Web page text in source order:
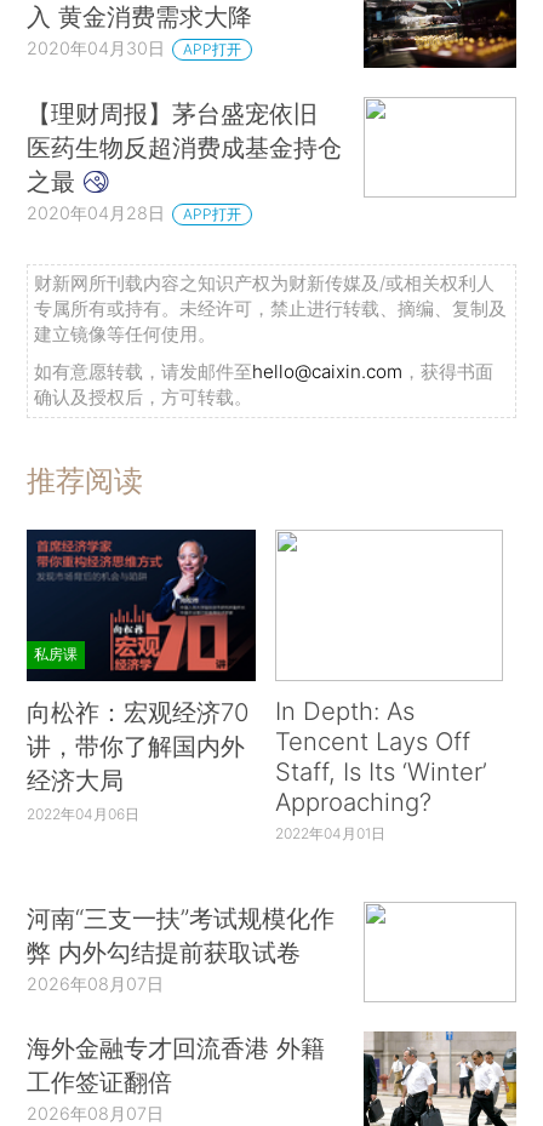
入 黄金消费需求大降
2020年04月30日 APP打开
【理财周报】茅台盛宠依旧
医药生物反超消费成基金持仓
之最
2020年04月28日 APP打开
财新网所刊载内容之知识产权为财新传媒及/或相关权利人
专属所有或持有。未经许可，禁止进行转载、摘编、复制及
建立镜像等任何使用。
如有意愿转载，请发邮件至hello@caixin.com ，获得书面
确认及授权后，方可转载。
推荐阅读
私房课
向松祚：宏观经济70
讲，带你了解国内外
经济大局
2022年04月06日
In Depth: As
Tencent Lays Off
Staff, Is Its ‘Winter’
Approaching?
2022年04月01日
河南“三支一扶”考试规模化作
弊 内外勾结提前获取试卷
2026年08月07日
海外金融专才回流香港 外籍
工作签证翻倍
2026年08月07日